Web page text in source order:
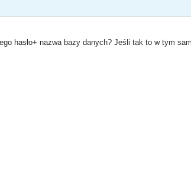
hasło+ nazwa bazy danych? Jeśli tak to w tym